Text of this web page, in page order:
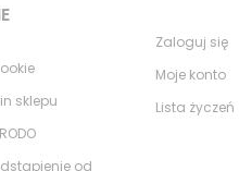
sklepu
od
Zaloguj się
Moje konto
Lista życzeń